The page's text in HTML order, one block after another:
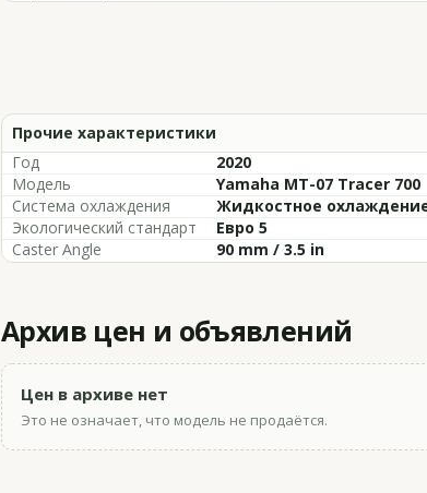
Прочие характеристики
Год
2020
Модель
Yamaha MT-07 Tracer 700
Система охлаждения
Жидкостное
Экологический стандарт
Евро 5
Caster Angle
90 mm / 3.5 in
Архив цен и объявлений
Цен в архиве нет
Это не означает, что модель не продаётся.